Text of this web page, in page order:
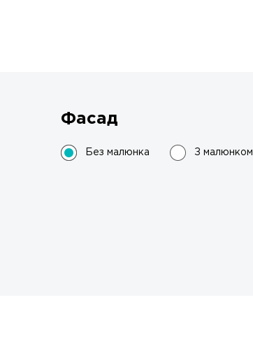
Фасад
Без малюнка З малюнком